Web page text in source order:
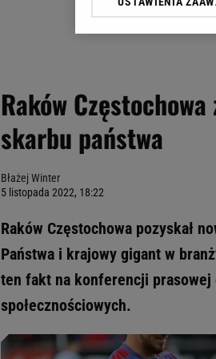
Raków
skarbu państwa
Błażej Winter
5 listopada 2022, 18:22
Raków Częstochowa pozyskał
Państwa i krajowy gigant w
ten fakt na konferencji prasowej
społecznościowych.
Klikając „Akceptuję”
Zaufanych Partnerów i
My, nasi Zaufani
Użycie dokładnych
Przechowywanie